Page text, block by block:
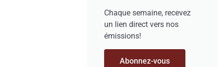
Chaque semaine, recevez
un lien direct vers nos
émissions!
Abonnez-vous